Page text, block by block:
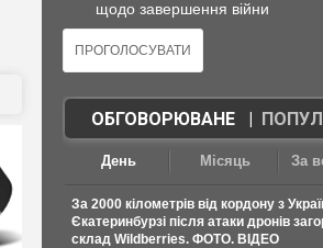
щодо завершення війни
ОБГОВОРЮВАНЕ|
День Місяць За
За 2000 кілометрів від кордону з
Єкатеринбурзі після атаки дронів
склад Wildberries. ФОТО. ВІДЕО